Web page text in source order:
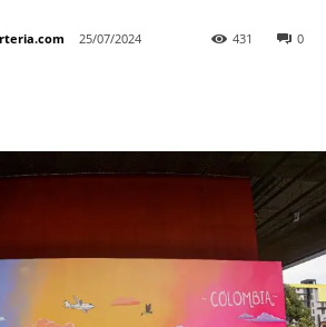
25/07/2024 0
431